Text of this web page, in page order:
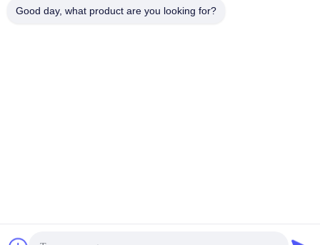
Good day, what product are you looking for?